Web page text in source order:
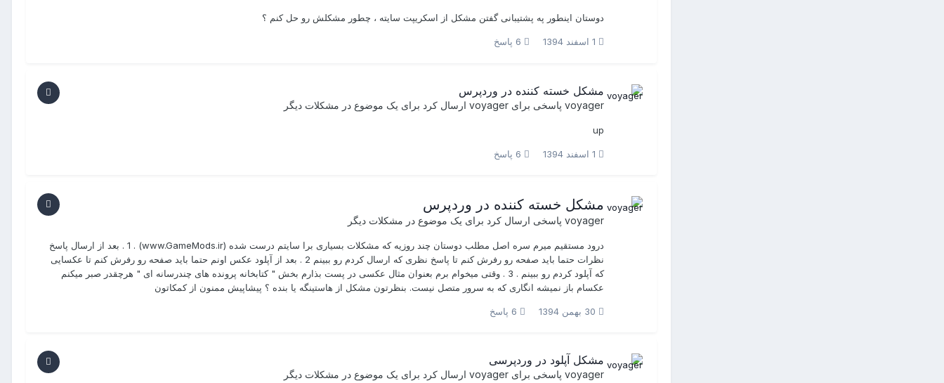
دوستان اینطور په پشتیبانی گفتن مشکل از اسکریپت سایته ، چطور مشکلش رو حل کنم ؟
1 اسفند 1394
مشکل خسته کننده در وردپرس
voyager پاسخی برای voyager ارسال کرد برای یک موضوع در مشکلات دیگر
up
1 اسفند 1394
مشکل خسته کننده در وردپرس
voyager پاسخی ارسال کرد برای یک موضوع در مشکلات دیگر
درود مستقیم میرم سره اصل مطلب دوستان چند روزیه که مشکلات بسیاری برا سایتم درست شده (www.GameMods.ir) . 1 . بعد از ارسال پاسخ
نظرات حتما باید صفحه رو رفرش کنم تا پاسخ نظری که ارسال کردم رو ببینم 2 . بعد از آپلود عکس اونم حتما باید صفحه رو رفرش کنم تا عکسایی
که آپلود کردم رو ببینم . 3 . وقتی میخوام برم بعنوان مثال عکسی در پست بذارم بخش " کتابخانه پرونده های چندرسانه ای " هرچقدر صبر میکنم
عکسام باز نمیشه انگاری که به سرور متصل نیست. بنظرتون مشکل از هاستینگه یا بنده ؟ پیشاپیش ممنون از کمکاتون
30 بهمن 1394
مشکل آپلود در وردپرسی
voyager پاسخی برای voyager ارسال کرد برای یک موضوع در مشکلات دیگر